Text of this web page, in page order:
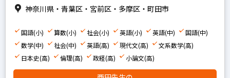
神奈川県・青葉区・宮前区・多摩区・町田市
国語(小) 算数(小) 社会(小) 英語(小) 英語(中)
国語(中)
数学(中)
社会(中) 英語(高) 現代文(高)
文系数学(高)
日本史(高)
倫理(高) 政経(高) 小論文(高)